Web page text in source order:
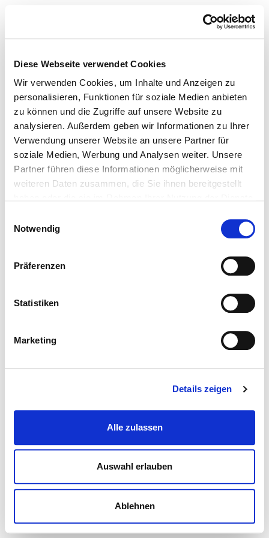
Diese Webseite verwendet Cookies
Wir verwenden Cookies, um Inhalte und Anzeigen zu
personalisieren, Funktionen für soziale Medien anbieten
zu können und die Zugriffe auf unsere Website zu
analysieren. Außerdem geben wir Informationen zu Ihrer
Verwendung unserer Website an unsere Partner für
soziale Medien, Werbung und Analysen weiter. Unsere
Partner führen diese Informationen möglicherweise mit
weiteren Daten zusammen, die Sie ihnen bereitgestellt
Notwendig
Präferenzen
Statistiken
Marketing
Details zeigen
Alle zulassen
Auswahl erlauben
Ablehnen